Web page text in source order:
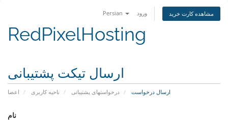
Persian ورود مشاهده کارت خرید
RedPixelHosting
ارسال تیکت پشتیبانی
اعضا ناحیه کاربری درخواستهای پشتیبانی ارسال درخواست
نام